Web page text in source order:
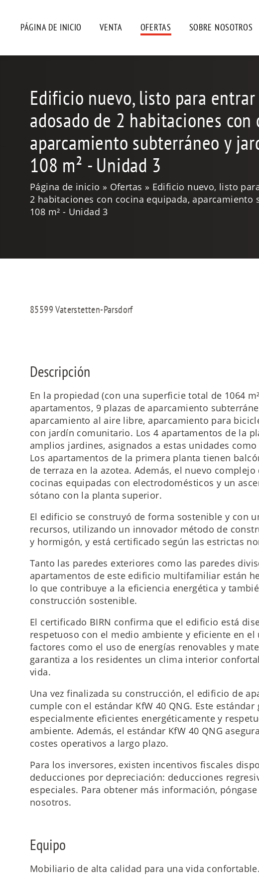
PÁGINA DE INICIO VENTA OFERTAS SOBRE NOSOTROS
Edificio nuevo, listo para
adosado de 2 habitaciones con
aparcamiento subterráneo y
108 m² - Unidad 3
Página de inicio Ofertas
Edificio nuevo, listo
2 habitaciones con cocina equipada,
108 m² - Unidad 3
85599 Vaterstetten-Parsdorf
Descripción
En la propiedad (con una superficie total de 1064
apartamentos, 9 plazas de aparcamiento
aparcamiento al aire libre, aparcamiento para
con jardín comunitario. Los 4 apartamentos de la
amplios jardines, asignados a estas unidades
Los apartamentos de la primera planta tienen
de terraza en la azotea. Además, el nuevo
cocinas equipadas con electrodomésticos y un
sótano con la planta superior.
El edificio se construyó de forma sostenible y con
recursos, utilizando un innovador método de
y hormigón, y está certificado según las estrictas
Tanto las paredes exteriores como las paredes
apartamentos de este edificio multifamiliar están
lo que contribuye a la eficiencia energética y
construcción sostenible.
El certificado BIRN confirma que el edificio está
respetuoso con el medio ambiente y eficiente en el
factores como el uso de energías renovables y
garantiza a los residentes un clima interior
vida.
Una vez finalizada su construcción, el edificio de
cumple con el estándar KfW 40 QNG. Este
especialmente eficientes energéticamente y
ambiente. Además, el estándar KfW 40 QNG
costes operativos a largo plazo.
Para los inversores, existen incentivos fiscales
deducciones por depreciación: deducciones
especiales. Para obtener más información,
nosotros.
Equipo
Mobiliario de alta calidad para una vida confortable.